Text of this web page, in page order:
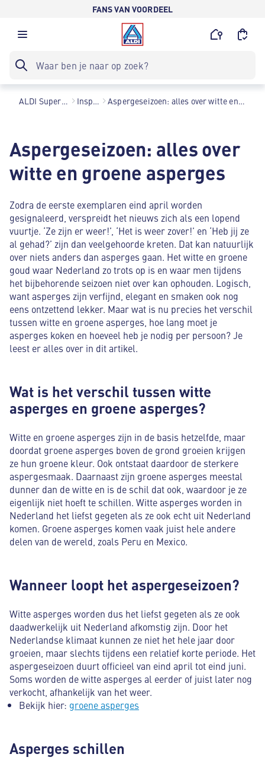
FANS VAN VOORDEEL
ALDI Supermarkten Inspiratie Aspergeseizoen: alles over witte en groene asperges
Aspergeseizoen: alles over
witte en groene asperges
Zodra de eerste exemplaren eind april worden
gesignaleerd, verspreidt het nieuws zich als een lopend
vuurtje. ‘Ze zijn er weer!’, ‘Het is weer zover!’ en ‘Heb jij ze
al gehad?’ zijn dan veelgehoorde kreten. Dat kan natuurlijk
over niets anders dan asperges gaan. Het witte en groene
goud waar Nederland zo trots op is en waar men tijdens
het bijbehorende seizoen niet over kan ophouden. Logisch,
want asperges zijn verfijnd, elegant en smaken ook nog
eens ontzettend lekker. Maar wat is nu precies het verschil
tussen witte en groene asperges, hoe lang moet je
asperges koken en hoeveel heb je nodig per persoon? Je
leest er alles over in dit artikel.
Wat is het verschil tussen witte
asperges en groene asperges?
Witte en groene asperges zijn in de basis hetzelfde, maar
doordat groene asperges boven de grond groeien krijgen
ze hun groene kleur. Ook ontstaat daardoor de sterkere
aspergesmaak. Daarnaast zijn groene asperges meestal
dunner dan de witte en is de schil dat ook, waardoor je ze
eigenlijk niet hoeft te schillen. Witte asperges worden in
Nederland het liefst gegeten als ze ook echt uit Nederland
komen. Groene asperges komen vaak juist hele andere
delen van de wereld, zoals Peru en Mexico.
Wanneer loopt het aspergeseizoen?
Witte asperges worden dus het liefst gegeten als ze ook
daadwerkelijk uit Nederland afkomstig zijn. Door het
Nederlandse klimaat kunnen ze niet het hele jaar door
groeien, maar slechts tijdens een relatief korte periode. Het
aspergeseizoen duurt officieel van eind april tot eind juni.
Soms worden de witte asperges al eerder of juist later nog
verkocht, afhankelijk van het weer.
Bekijk hier: groene asperges
Asperges schillen